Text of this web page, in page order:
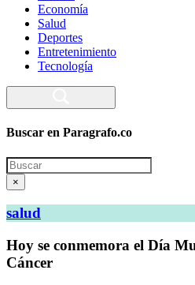
Economía
Salud
Deportes
Entretenimiento
Tecnología
Buscar en Paragrafo.co
Search
×
salud
Hoy se conmemora el Día
Cáncer